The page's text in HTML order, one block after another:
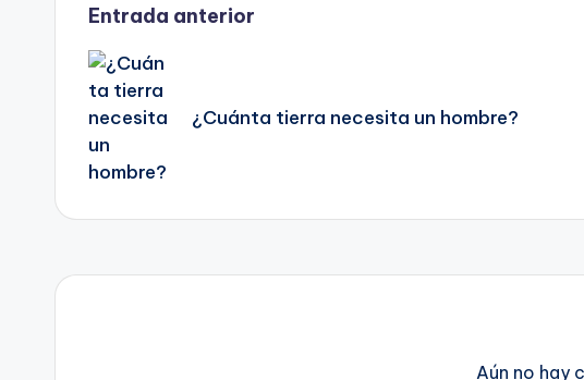
Navegación
de
entradas
Entrada anterior
¿Cuánta tierra necesita un hombre?
Aún no hay